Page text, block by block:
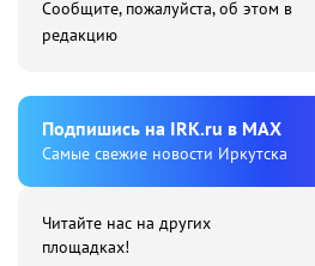
Сообщите, пожалуйста, об этом в
редакцию
Подпишиcь на IRK.ru в MAX
Cамые свежие новости Иркутска
Читайте нас на других
площадках!